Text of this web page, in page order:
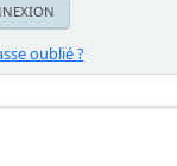
oublié ?